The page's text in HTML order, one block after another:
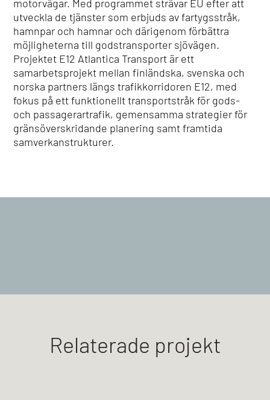
motorvägar. Med programmet strävar EU efter att
utveckla de tjänster som erbjuds av fartygsstråk,
hamnpar och hamnar och därigenom förbättra
möjligheterna till godstransporter sjövägen.
Projektet E12 Atlantica Transport är ett
samarbetsprojekt mellan finländska, svenska och
norska partners längs trafikkorridoren E12, med
fokus på ett funktionellt transportstråk för gods-
och passagerartrafik, gemensamma strategier för
gränsöverskridande planering samt framtida
samverkanstrukturer.
Relaterade projekt